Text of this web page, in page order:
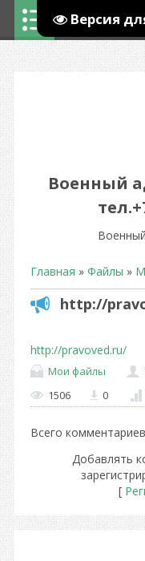
Версия
Военный
Главная » Файлы »
http://
http://pravoved.ru/
Мои файлы
1506
0
Всего комментариев
Добавлять
[